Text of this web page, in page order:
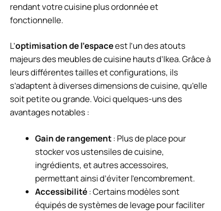
rendant votre cuisine plus ordonnée et
fonctionnelle.
L’optimisation de l’espaceest l’un des atouts
majeurs des meubles de cuisine hauts d’Ikea. Grâce à
leurs différentes tailles et configurations, ils
s’adaptent à diverses dimensions de cuisine, qu’elle
soit petite ou grande. Voici quelques-uns des
avantages notables :
Gain de rangement: Plus de place pour
stocker vos ustensiles de cuisine,
ingrédients, et autres accessoires,
permettant ainsi d’éviter l’encombrement.
Accessibilité: Certains modèles sont
équipés de systèmes de levage pour faciliter